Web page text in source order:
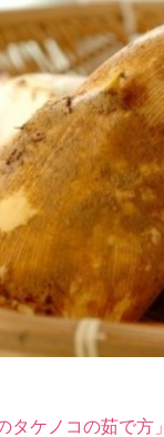
タケノコの茹で方」